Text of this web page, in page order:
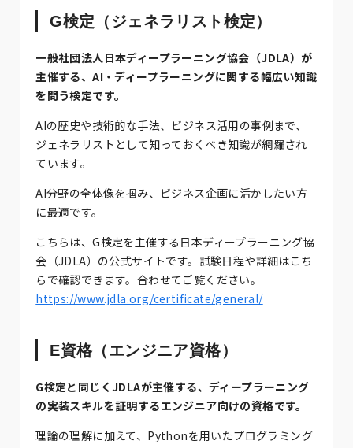
G検定（ジェネラリスト検定）
一般社団法人日本ディープラーニング協会（JDLA）が
主催する、AI・ディープラーニングに関する幅広い知識
を問う検定です。
AIの歴史や技術的な手法、ビジネス活用の事例まで、
ジェネラリストとして知っておくべき知識が網羅され
ています。
AI分野の全体像を掴み、ビジネス企画に活かしたい方
に最適です。
こちらは、G検定を主催する日本ディープラーニング協
会（JDLA）の公式サイトです。試験日程や詳細はこち
らで確認できます。合わせてご覧ください。
https://www.jdla.org/certificate/general/
E資格（エンジニア資格）
G検定と同じくJDLAが主催する、ディープラーニング
の実装スキルを証明するエンジニア向けの資格です。
理論の理解に加えて、Pythonを用いたプログラミング